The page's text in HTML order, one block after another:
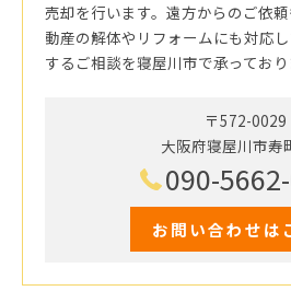
売却を行います。遠方からのご依
動産の解体やリフォームにも対応
するご相談を寝屋川市で承っており
〒572-0029
大阪府寝屋川市寿
090-
お問い合わせは